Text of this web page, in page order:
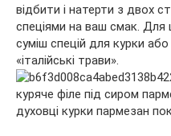
відбити і натерти з двох
спеціями на ваш смак. Для
суміш спецій для курки
«італійські трави».